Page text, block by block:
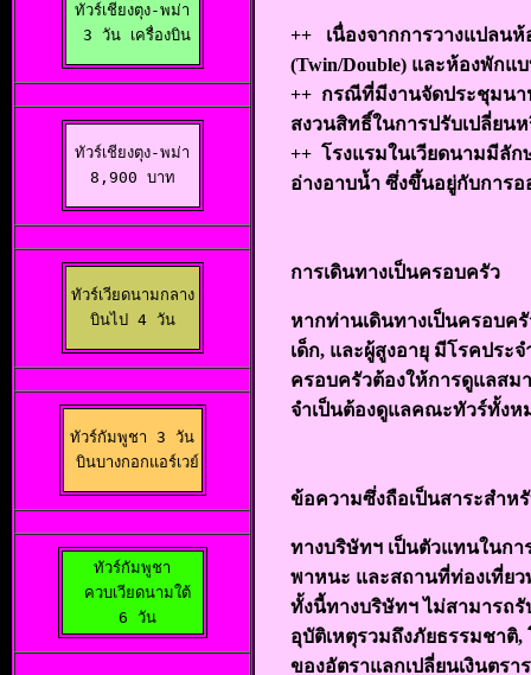
ทัวร์เชียงตุง-พม่า
3 วัน เครื่องบิน
ทัวร์เชียงตุง-พม่า
8,900 บาท
ทัวร์เวียดนามกลาง
บินไป 4 วัน
ทัวร์กัมพูชา 3 วัน
บินบางกอกแอร์เวย์
ทัวร์กัมพูชา
  ควบเวียดนามใต้
6 วัน
++ เนื่องจากการวางแปลนห้
(Twin/Double) และห้องพักแ
++ กรณีที่มีงานจัดประชุมนา
สงวนสิทธิ์ในการปรับเปลี่ยน
++ โรงแรมในเวียดนามมีลัก
อ่างอาบน้ำ ซึ่งขึ้นอยู่กับการ
การเดินทางเป็นครอบครัว
หากท่านเดินทางเป็นครอบค
เด็ก, และผู้สูงอายุ มีโรคประ
ครอบครัวต้องให้การดูแลสม
จำเป็นต้องดูแลคณะทัวร์ทั้งห
ข้อความซึ่งถือเป็นสาระสำห
ทางบริษัทฯ เป็นตัวแทนในก
พาหนะ และสถานที่ท่องเที่ยว
ทั้งนี้ทางบริษัทฯ ไม่สามารถ
อุบัติเหตุรวมถึงภัยธรรมชาติ,
ของอัตราแลกเปลี่ยนเงินตรา